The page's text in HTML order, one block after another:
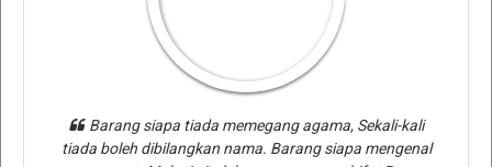
Barang siapa tiada memegang agama, Sekali-kali
tiada boleh dibilangkan nama. Barang siapa mengenal